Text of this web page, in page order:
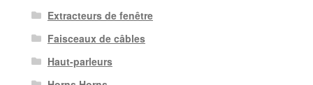
Extracteurs de fenêtre
Faisceaux de câbles
Haut-parleurs